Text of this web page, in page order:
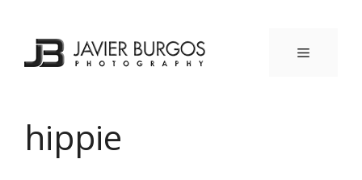
contenido
MENÚ
hippie